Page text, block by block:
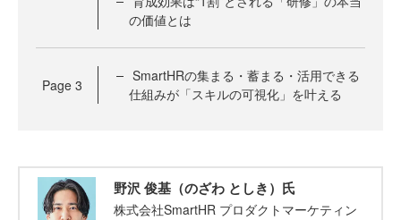
の価値とは
Page 3
SmartHRの集まる・蓄まる・活用できる
仕組みが「スキルの可視化」を叶える
野沢 俊基（のざわ としき）氏
株式会社SmartHR プロダクトマーケティン